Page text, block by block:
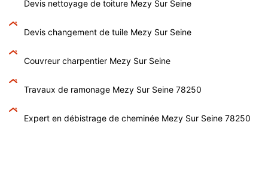
Devis nettoyage de toiture Mezy Sur Seine
Devis changement de tuile Mezy Sur Seine
Couvreur charpentier Mezy Sur Seine
Travaux de ramonage Mezy Sur Seine 78250
Expert en débistrage de cheminée Mezy Sur Seine 78250